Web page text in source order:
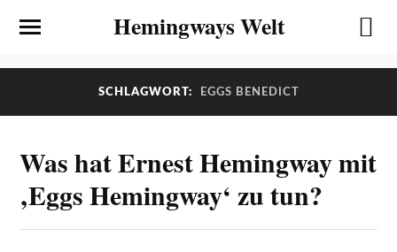
Hemingways Welt
SCHLAGWORT: EGGS BENEDICT
Was hat Ernest Hemingway mit
‚Eggs Hemingway‘ zu tun?